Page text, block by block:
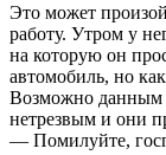
Это может
работу. Утром у
на которую он
автомобиль, но
Возможно данным
нетрезвым и они
— Помилуйте,